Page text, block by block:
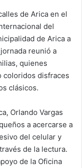
de Arica en el
del
de Arica a
reunió a
quienes
coloridos disfraces
clásicos.
Orlando Vargas
a acercarse a
del celular y
de la lectura.
de la Oficina